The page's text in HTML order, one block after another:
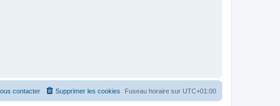
Fuseau horaire sur UTC+01:00
Supprimer les cookies
contacter